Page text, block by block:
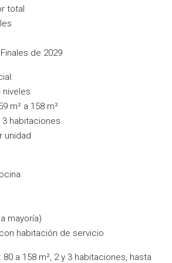
total
de 2029
niveles
m² a 158 m²
3 habitaciones
unidad
mayoría)
habitación de servicio
a 158 m², 2 y 3 habitaciones, hasta